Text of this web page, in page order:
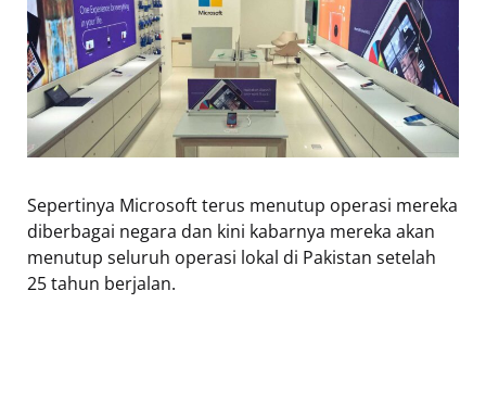
Sepertinya Microsoft terus menutup operasi mereka
diberbagai negara dan kini kabarnya mereka akan
menutup seluruh operasi lokal di Pakistan setelah
25 tahun berjalan.